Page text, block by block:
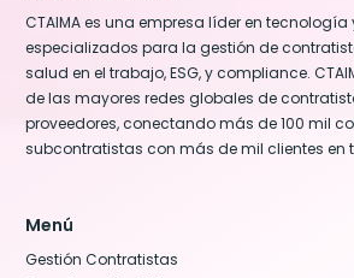
CTAIMA es una empresa líder en tecnología
especializados para la gestión de
salud en el trabajo, ESG, y compliance.
de las mayores redes globales de
proveedores, conectando más de 100 mil
subcontratistas con más de mil clientes en
Menú
Gestión Contratistas